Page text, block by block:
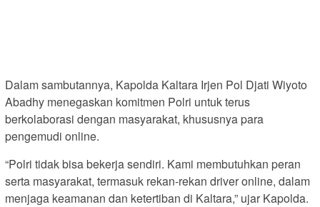
Dalam sambutannya, Kapolda Kaltara Irjen Pol Djati Wiyoto
Abadhy menegaskan komitmen Polri untuk terus
berkolaborasi dengan masyarakat, khususnya para
pengemudi online.
“Polri tidak bisa bekerja sendiri. Kami membutuhkan peran
serta masyarakat, termasuk rekan-rekan driver online, dalam
menjaga keamanan dan ketertiban di Kaltara,” ujar Kapolda.